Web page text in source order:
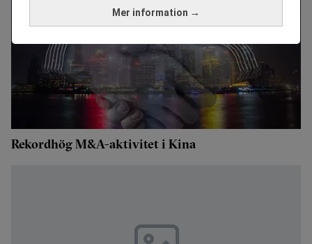
Mer information →
Rekordhög M&A-aktivitet i Kina